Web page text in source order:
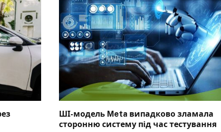
ШІ-модель Meta випадково зламала
сторонню систему під час тестування